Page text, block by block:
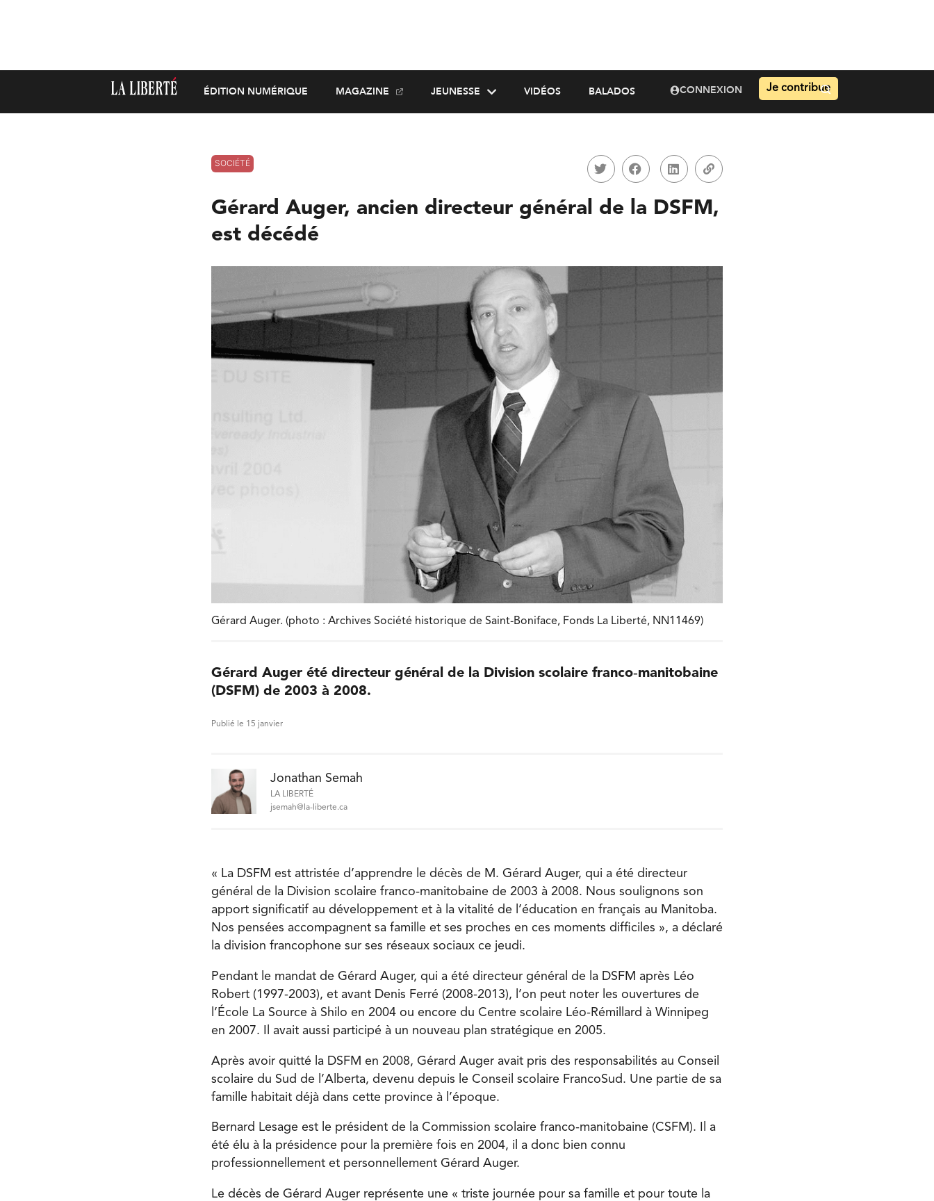
ÉDITION NUMÉRIQUE MAGAZINE JEUNESSE VIDÉOS BALADOS CONNEXION Je contribue
SOCIÉTÉ
Gérard Auger, ancien directeur général de la DSFM,
est décédé
Gérard Auger. (photo : Archives Société historique de Saint-Boniface, Fonds La Liberté, NN11469)
Gérard Auger été directeur général de la Division scolaire franco‑manitobaine
(DSFM) de 2003 à 2008.
Publié le 15 janvier
Jonathan Semah
LA LIBERTÉ
jsemah@la-liberte.ca
« La DSFM est attristée d’apprendre le décès de M. Gérard Auger, qui a été directeur
général de la Division scolaire franco‑manitobaine de 2003 à 2008. Nous soulignons son
apport significatif au développement et à la vitalité de l’éducation en français au Manitoba.
Nos pensées accompagnent sa famille et ses proches en ces moments difficiles », a déclaré
la division francophone sur ses réseaux sociaux ce jeudi.
Pendant le mandat de Gérard Auger, qui a été directeur général de la DSFM après Léo
Robert (1997-2003), et avant Denis Ferré (2008-2013), l’on peut noter les ouvertures de
l’École La Source à Shilo en 2004 ou encore du Centre scolaire Léo-Rémillard à Winnipeg
en 2007. Il avait aussi participé à un nouveau plan stratégique en 2005.
Après avoir quitté la DSFM en 2008, Gérard Auger avait pris des responsabilités au Conseil
scolaire du Sud de l’Alberta, devenu depuis le Conseil scolaire FrancoSud. Une partie de sa
famille habitait déjà dans cette province à l’époque.
Bernard Lesage est le président de la Commission scolaire franco-manitobaine (CSFM). Il a
été élu à la présidence pour la première fois en 2004, il a donc bien connu
professionnellement et personnellement Gérard Auger.
Le décès de Gérard Auger représente une « triste journée pour sa famille et pour toute la